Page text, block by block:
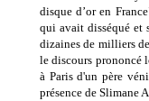
disque d’or en
qui avait disséqué et
dizaines de milliers
le discours prononcé
à Paris d'un père
présence de Slimane